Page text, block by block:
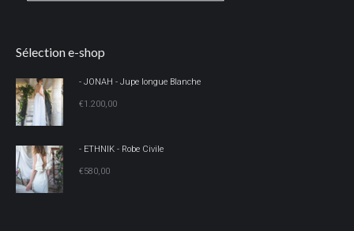
Sélection e-shop
- JONAH - Jupe longue Blanche
€1.200,00
- ETHNIK - Robe Civile
€580,00